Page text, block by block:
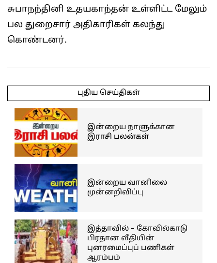
சுபாநந்தினி உதயகாந்தன் உள்ளிட்ட மேலும்
பல துறைசார் அதிகாரிகள் கலந்து
கொண்டனர்.
04-
புதிய செய்திகள்
இன்றைய நாளுக்கான
இராசி பலன்கள்
இன்றைய வானிலை
முன்னறிவிப்பு
இத்தாவில் – கோவில்காடு
பிரதான வீதியின்
புனரமைப்புப் பணிகள்
ஆரம்பம்